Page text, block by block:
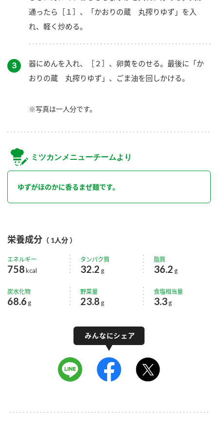
通ったら［１］、「かおりの蔵 丸搾りゆず」を入
れ、軽く炒める。
３
器にめんを入れ、［２］、卵黄をのせる。最後に「か
おりの蔵 丸搾りゆず」、ごま油を回しかける。
※写真は一人分です。
ミツカンメニューチームより
ゆずがほのかに香るまぜ麺です。
栄養成分 （ 1人分 ）
エネルギー
758kcal
タンパク質
32.2 g
脂質
36.2 g
炭水化物
68.6 g
野菜量
23.8 g
食塩相当量
3.3 g